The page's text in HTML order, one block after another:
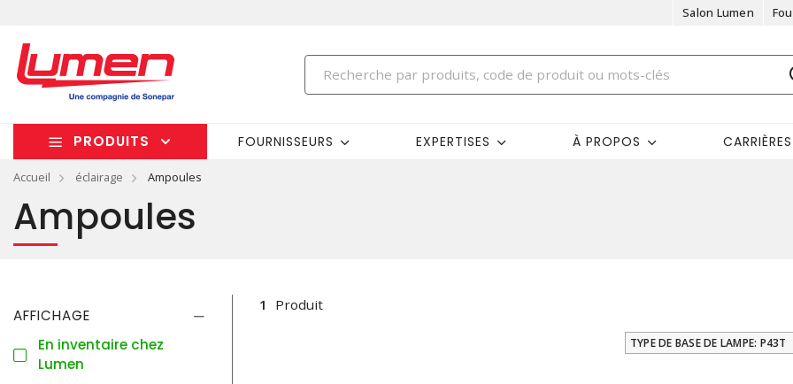
Salon Lumen
PRODUITS FOURNISSEURS EXPERTISES À PROPOS CARRIÈRES
Accueil éclairage Ampoules
Ampoules
AFFICHAGE
En inventaire chez
Lumen
1 Produit
TYPE DE BASE DE LAMPE: P43T